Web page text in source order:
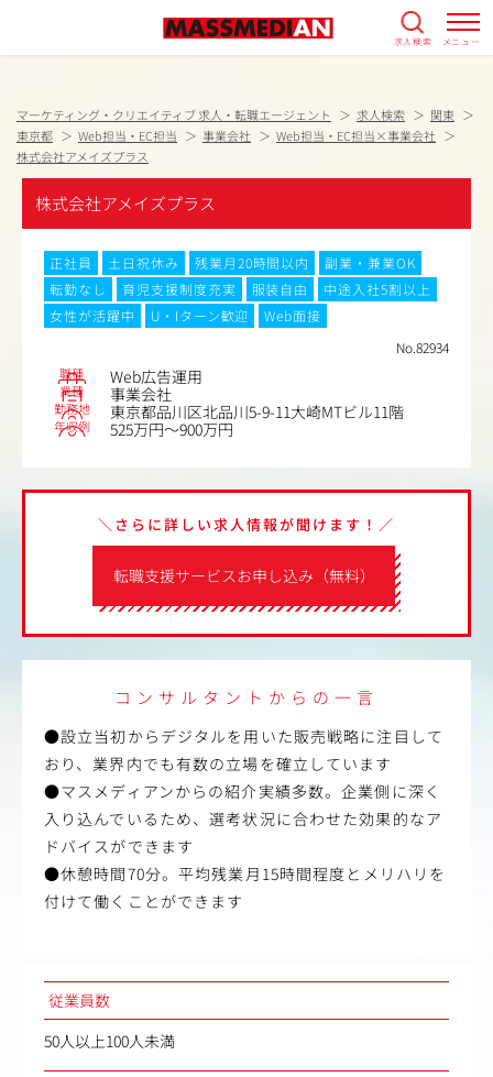
求人検索 メニュー
マーケティング・クリエイティブ 求人・転職エージェント 求人検索
関東
東京都
Web担当・EC担当 事業会社
Web担当・EC担当×事業会社
株式会社アメイズプラス
株式会社アメイズプラス
正社員 土日祝休み 残業月20時間以内
副業・兼業OK
転勤なし
育児支援制度充実 服装自由
中途入社5割以上
女性が活躍中
U・Iターン歓迎
Web面接
No.82934
職種 Web広告運用
業種 事業会社
勤務地 東京都品川区北品川5-9-11大崎MTビル11階
年収例 525万円～900万円
転職支援サービスお申し込み（無料）
＼さらに詳しい求人情報が聞けます！／
コンサルタントからの一言
●設立当初からデジタルを用いた販売戦略に注目して
おり、業界内でも有数の立場を確立しています
●マスメディアンからの紹介実績多数。企業側に深く
入り込んでいるため、選考状況に合わせた効果的なア
ドバイスができます
●休憩時間70分。平均残業月15時間程度とメリハリを
付けて働くことができます
従業員数
50人以上100人未満